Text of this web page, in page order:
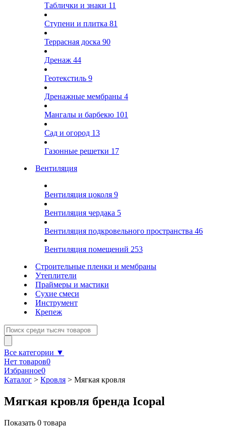
Таблички и знаки 11
Ступени и плитка 81
Террасная доска 90
Дренаж 44
Геотекстиль 9
Дренажные мембраны 4
Мангалы и барбекю 101
Сад и огород 13
Газонные решетки 17
Вентиляция
Вентиляция цоколя 9
Вентиляция чердака 5
Вентиляция подкровельного пространства 46
Вентиляция помещений 253
Строительные пленки и мембраны
Утеплители
Праймеры и мастики
Сухие смеси
Инструмент
Крепеж
Все категории ▼
Нет товаров0
Избранное0
Каталог > Кровля > Мягкая кровля
Мягкая кровля бренда Icopal
Показать 0 товара